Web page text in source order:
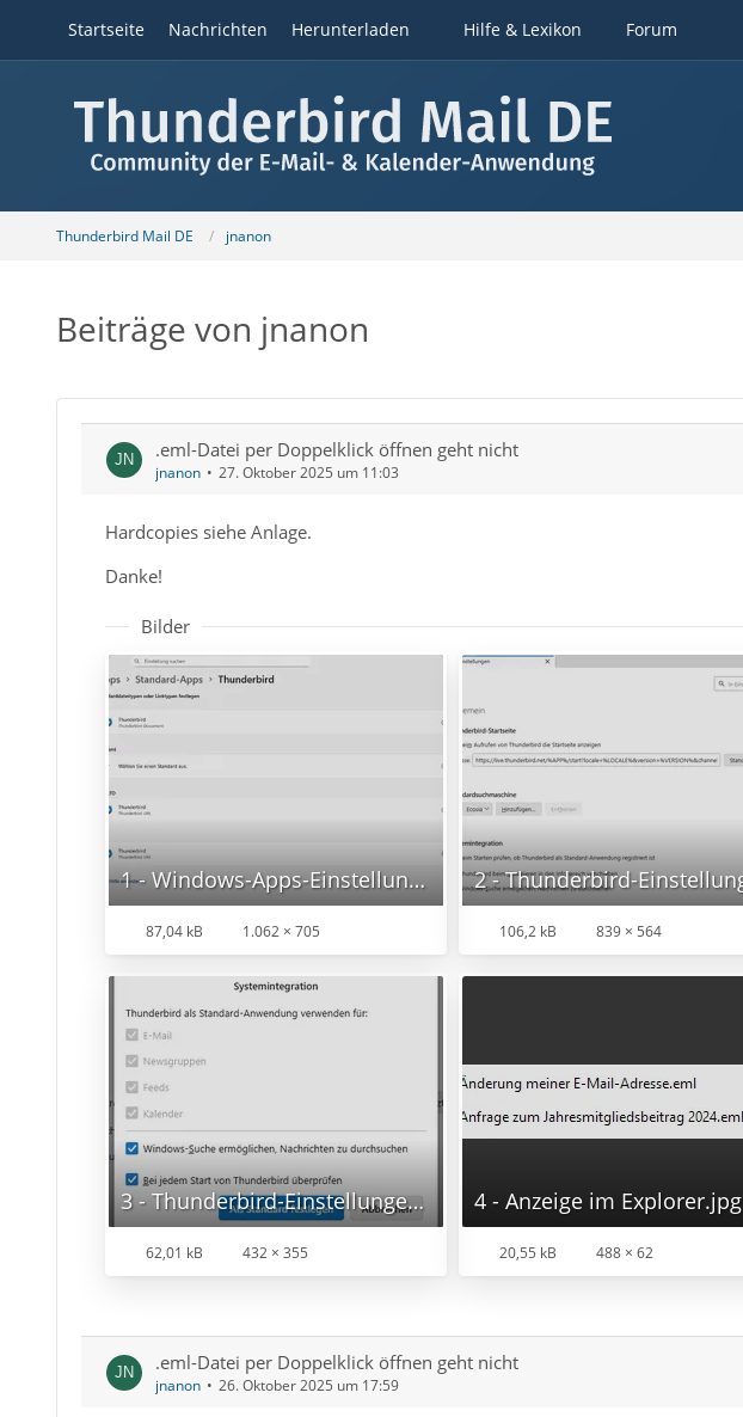
Startseite Nachrichten Herunterladen Hilfe & Lexikon Forum
Thunderbird Mail DE jnanon
Beiträge von jnanon
.eml-Datei per Doppelklick öffnen geht nicht
jnanon 27. Oktober 2025 um 11:03
Hardcopies siehe Anlage.
Danke!
Bilder
1 - Windows-Apps-Einstellung.jpg
87,04 kB 1.062 × 705 106,2 kB 839 × 564
3 - Thunderbird-Einstellungen - über Button unten.jpg
62,01 kB 432 × 355
4 - Anzeige im Explorer.jpg
20,55 kB 488 × 62
.eml-Datei per Doppelklick öffnen geht nicht
jnanon 26. Oktober 2025 um 17:59